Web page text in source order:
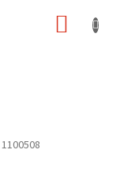
1100508